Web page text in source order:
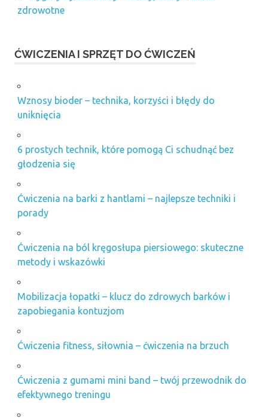
zdrowotne
ĆWICZENIA I SPRZĘT DO ĆWICZEŃ
Wznosy bioder – technika, korzyści i błędy do
uniknięcia
6 prostych technik, które pomogą Ci schudnąć bez
głodzenia się
Ćwiczenia na barki z hantlami – najlepsze techniki i
porady
Ćwiczenia na ból kręgosłupa piersiowego: skuteczne
metody i wskazówki
Mobilizacja łopatki – klucz do zdrowych barków i
zapobiegania kontuzjom
Ćwiczenia fitness, siłownia – ćwiczenia na brzuch
Ćwiczenia z gumami mini band – twój przewodnik do
efektywnego treningu